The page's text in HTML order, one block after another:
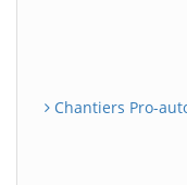
Chantiers Pro-